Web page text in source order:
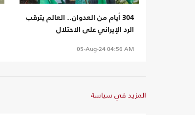
304 أيام من العدوان.. العالم يترقب
الرد الإيراني على الاحتلال
05-Aug-2404:56 AM
المزيد في سياسة